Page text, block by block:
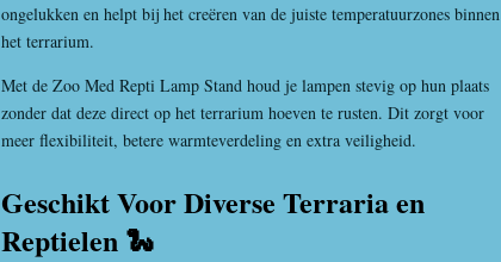
ongelukken en helpt bij het creëren van de juiste temperatuurzones binnen
het terrarium.
Met de Zoo Med Repti Lamp Stand houd je lampen stevig op hun plaats
zonder dat deze direct op het terrarium hoeven te rusten. Dit zorgt voor
meer flexibiliteit, betere warmteverdeling en extra veiligheid.
Geschikt Voor Diverse Terraria en
Reptielen 🐍